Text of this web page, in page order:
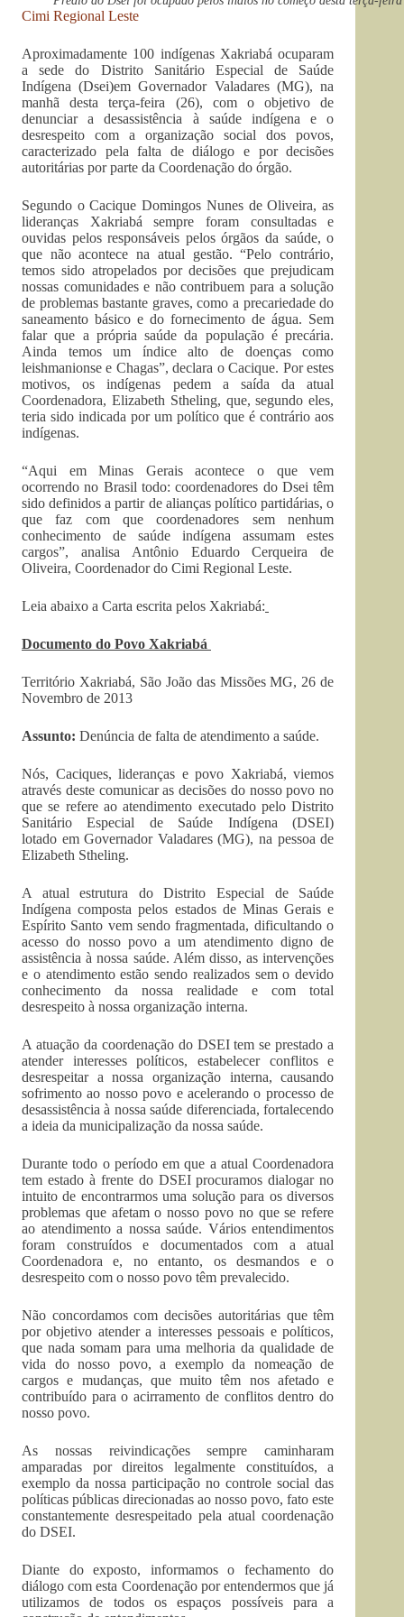
Cimi Regional Leste
Aproximadamente 100 indígenas Xakriabá ocuparam
a sede do Distrito Sanitário Especial de Saúde
Indígena (Dsei)em Governador Valadares (MG), na
manhã desta terça-feira (26), com o objetivo de
denunciar a desassistência à saúde indígena e o
desrespeito com a organização social dos povos,
caracterizado pela falta de diálogo e por decisões
autoritárias por parte da Coordenação do órgão.
Segundo o Cacique Domingos Nunes de Oliveira, as
lideranças Xakriabá sempre foram consultadas e
ouvidas pelos responsáveis pelos órgãos da saúde, o
que não acontece na atual gestão. “Pelo contrário,
temos sido atropelados por decisões que prejudicam
nossas comunidades e não contribuem para a solução
de problemas bastante graves, como a precariedade do
saneamento básico e do fornecimento de água. Sem
falar que a própria saúde da população é precária.
Ainda temos um índice alto de doenças como
leishmanionse e Chagas”, declara o Cacique. Por estes
motivos, os indígenas pedem a saída da atual
Coordenadora, Elizabeth Stheling, que, segundo eles,
teria sido indicada por um político que é contrário aos
indígenas.
“Aqui em Minas Gerais acontece o que vem
ocorrendo no Brasil todo: coordenadores do Dsei têm
sido definidos a partir de alianças político partidárias, o
que faz com que coordenadores sem nenhum
conhecimento de saúde indígena assumam estes
cargos”, analisa Antônio Eduardo Cerqueira de
Oliveira, Coordenador do Cimi Regional Leste.
Leia abaixo a Carta escrita pelos Xakriabá:
Documento do Povo Xakriabá
Território Xakriabá, São João das Missões MG, 26 de
Novembro de 2013
Assunto: Denúncia de falta de atendimento a saúde.
Nós, Caciques, lideranças e povo Xakriabá, viemos
através deste comunicar as decisões do nosso povo no
que se refere ao atendimento executado pelo Distrito
Sanitário Especial de Saúde Indígena (DSEI)
lotado em Governador Valadares (MG), na pessoa de
Elizabeth Stheling.
A atual estrutura do Distrito Especial de Saúde
Indígena composta pelos estados de Minas Gerais e
Espírito Santo vem sendo fragmentada, dificultando o
acesso do nosso povo a um atendimento digno de
assistência à nossa saúde. Além disso, as intervenções
e o atendimento estão sendo realizados sem o devido
conhecimento da nossa realidade e com total
desrespeito à nossa organização interna.
A atuação da coordenação do DSEI tem se prestado a
atender interesses políticos, estabelecer conflitos e
desrespeitar a nossa organização interna, causando
sofrimento ao nosso povo e acelerando o processo de
desassistência à nossa saúde diferenciada, fortalecendo
a ideia da municipalização da nossa saúde.
Durante todo o período em que a atual Coordenadora
tem estado à frente do DSEI procuramos dialogar no
intuito de encontrarmos uma solução para os diversos
problemas que afetam o nosso povo no que se refere
ao atendimento a nossa saúde. Vários entendimentos
foram construídos e documentados com a atual
Coordenadora e, no entanto, os desmandos e o
desrespeito com o nosso povo têm prevalecido.
Não concordamos com decisões autoritárias que têm
por objetivo atender a interesses pessoais e políticos,
que nada somam para uma melhoria da qualidade de
vida do nosso povo, a exemplo da nomeação de
cargos e mudanças, que muito têm nos afetado e
contribuído para o acirramento de conflitos dentro do
nosso povo.
As nossas reivindicações sempre caminharam
amparadas por direitos legalmente constituídos, a
exemplo da nossa participação no controle social das
políticas públicas direcionadas ao nosso povo, fato este
constantemente desrespeitado pela atual coordenação
do DSEI.
Diante do exposto, informamos o fechamento do
diálogo com esta Coordenação por entendermos que já
utilizamos de todos os espaços possíveis para a